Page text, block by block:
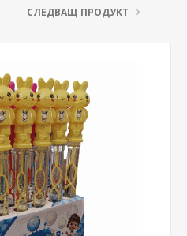
СЛЕДВАЩ ПРОДУКТ